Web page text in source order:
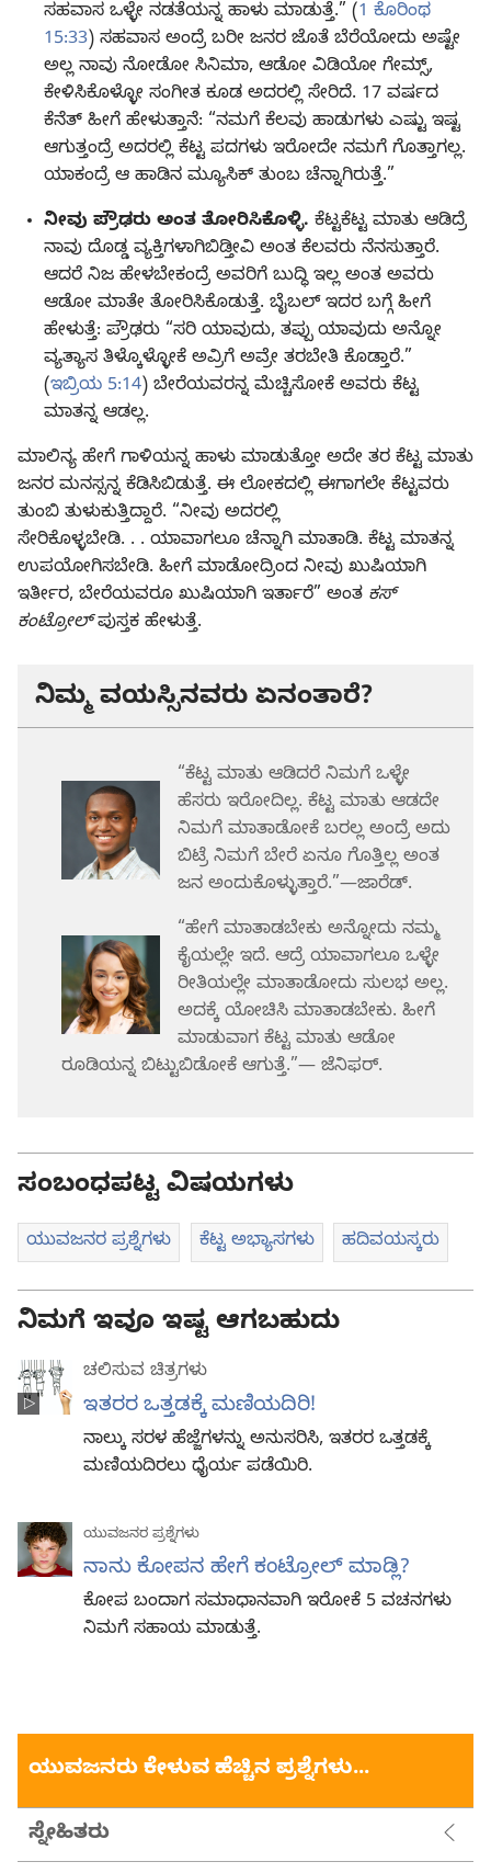
ಸಹವಾಸ ಒಳ್ಳೇ ನಡತೆಯನ್ನ ಹಾಳು ಮಾಡುತ್ತೆ.” (1 ಕೊರಿಂಥ
15:33) ಸಹವಾಸ ಅಂದ್ರೆ ಬರೀ ಜನರ ಜೊತೆ ಬೆರೆಯೋದು ಅಷ್ಟೇ
ಅಲ್ಲ ನಾವು ನೋಡೋ ಸಿನಿಮಾ, ಆಡೋ ವಿಡಿಯೋ ಗೇಮ್ಸ್‌,
ಕೇಳಿಸಿಕೊಳ್ಳೋ ಸಂಗೀತ ಕೂಡ ಅದರಲ್ಲಿ ಸೇರಿದೆ. 17 ವರ್ಷದ
ಕೆನೆತ್‌ ಹೀಗೆ ಹೇಳುತ್ತಾನೆ: “ನಮಗೆ ಕೆಲವು ಹಾಡುಗಳು ಎಷ್ಟು ಇಷ್ಟ
ಆಗುತ್ತಂದ್ರೆ ಅದರಲ್ಲಿ ಕೆಟ್ಟ ಪದಗಳು ಇರೋದೇ ನಮಗೆ ಗೊತ್ತಾಗಲ್ಲ.
ಯಾಕಂದ್ರೆ ಆ ಹಾಡಿನ ಮ್ಯೂಸಿಕ್‌ ತುಂಬ ಚೆನ್ನಾಗಿರುತ್ತೆ.”
ನೀವು ಪ್ರೌಢರು ಅಂತ ತೋರಿಸಿಕೊಳ್ಳಿ. ಕೆಟ್ಟಕೆಟ್ಟ ಮಾತು ಆಡಿದ್ರೆ
ನಾವು ದೊಡ್ಡ ವ್ಯಕ್ತಿಗಳಾಗಿಬಿಡ್ತೀವಿ ಅಂತ ಕೆಲವರು ನೆನಸುತ್ತಾರೆ.
ಆದರೆ ನಿಜ ಹೇಳಬೇಕಂದ್ರೆ ಅವರಿಗೆ ಬುದ್ಧಿ ಇಲ್ಲ ಅಂತ ಅವರು
ಆಡೋ ಮಾತೇ ತೋರಿಸಿಕೊಡುತ್ತೆ. ಬೈಬಲ್‌ ಇದರ ಬಗ್ಗೆ ಹೀಗೆ
ಹೇಳುತ್ತೆ: ಪ್ರೌಢರು “ಸರಿ ಯಾವುದು, ತಪ್ಪು ಯಾವುದು ಅನ್ನೋ
ವ್ಯತ್ಯಾಸ ತಿಳ್ಕೊಳ್ಳೋಕೆ ಅವ್ರಿಗೆ ಅವ್ರೇ ತರಬೇತಿ ಕೊಡ್ತಾರೆ.”
(ಇಬ್ರಿಯ 5:14) ಬೇರೆಯವರನ್ನ ಮೆಚ್ಚಿಸೋಕೆ ಅವರು ಕೆಟ್ಟ
ಮಾತನ್ನ ಆಡಲ್ಲ.
ಮಾಲಿನ್ಯ ಹೇಗೆ ಗಾಳಿಯನ್ನ ಹಾಳು ಮಾಡುತ್ತೋ ಅದೇ ತರ ಕೆಟ್ಟ ಮಾತು
ಜನರ ಮನಸ್ಸನ್ನ ಕೆಡಿಸಿಬಿಡುತ್ತೆ. ಈ ಲೋಕದಲ್ಲಿ ಈಗಾಗಲೇ ಕೆಟ್ಟವರು
ತುಂಬಿ ತುಳುಕುತ್ತಿದ್ದಾರೆ. “ನೀವು ಅದರಲ್ಲಿ
ಸೇರಿಕೊಳ್ಳಬೇಡಿ. . . ಯಾವಾಗಲೂ ಚೆನ್ನಾಗಿ ಮಾತಾಡಿ. ಕೆಟ್ಟ ಮಾತನ್ನ
ಉಪಯೋಗಿಸಬೇಡಿ. ಹೀಗೆ ಮಾಡೋದ್ರಿಂದ ನೀವು ಖುಷಿಯಾಗಿ
ಇರ್ತೀರ, ಬೇರೆಯವರೂ ಖುಷಿಯಾಗಿ ಇರ್ತಾರೆ” ಅಂತ ಕಸ್‌
ಕಂಟ್ರೋಲ್‌ಪುಸ್ತಕ ಹೇಳುತ್ತೆ.
ನಿಮ್ಮ ವಯಸ್ಸಿನವರು ಏನಂತಾರೆ?
“ಕೆಟ್ಟ ಮಾತು ಆಡಿದರೆ ನಿಮಗೆ ಒಳ್ಳೇ
ಹೆಸರು ಇರೋದಿಲ್ಲ. ಕೆಟ್ಟ ಮಾತು ಆಡದೇ
ನಿಮಗೆ ಮಾತಾಡೋಕೆ ಬರಲ್ಲ ಅಂದ್ರೆ ಅದು
ಬಿಟ್ರೆ ನಿಮಗೆ ಬೇರೆ ಏನೂ ಗೊತ್ತಿಲ್ಲ ಅಂತ
ಜನ ಅಂದುಕೊಳ್ಳುತ್ತಾರೆ.”—ಜಾರೆಡ್‌.
“ಹೇಗೆ ಮಾತಾಡಬೇಕು ಅನ್ನೋದು ನಮ್ಮ
ಕೈಯಲ್ಲೇ ಇದೆ. ಆದ್ರೆ ಯಾವಾಗಲೂ ಒಳ್ಳೇ
ರೀತಿಯಲ್ಲೇ ಮಾತಾಡೋದು ಸುಲಭ ಅಲ್ಲ.
ಅದಕ್ಕೆ ಯೋಚಿಸಿ ಮಾತಾಡಬೇಕು. ಹೀಗೆ
ಮಾಡುವಾಗ ಕೆಟ್ಟ ಮಾತು ಆಡೋ
ರೂಡಿಯನ್ನ ಬಿಟ್ಟುಬಿಡೋಕೆ ಆಗುತ್ತೆ.”— ಜೆನಿಫರ್‌.
ಸಂಬಂಧಪಟ್ಟ ವಿಷಯಗಳು
ಯುವಜನರ ಪ್ರಶ್ನೆಗಳು ಕೆಟ್ಟ ಅಭ್ಯಾಸಗಳು ಹದಿವಯಸ್ಕರು
ನಿಮಗೆ ಇವೂ ಇಷ್ಟ ಆಗಬಹುದು
ಚಲಿಸುವ ಚಿತ್ರಗಳು
ಇತರರ ಒತ್ತಡಕ್ಕೆ ಮಣಿಯದಿರಿ!
ನಾಲ್ಕು ಸರಳ ಹೆಜ್ಜೆಗಳನ್ನು ಅನುಸರಿಸಿ, ಇತರರ ಒತ್ತಡಕ್ಕೆ
ಮಣಿಯದಿರಲು ಧೈರ್ಯ ಪಡೆಯಿರಿ.
ಯುವಜನರ ಪ್ರಶ್ನೆಗಳು
ನಾನು ಕೋಪನ ಹೇಗೆ ಕಂಟ್ರೋಲ್‌ ಮಾಡ್ಲಿ?
ಕೋಪ ಬಂದಾಗ ಸಮಾಧಾನವಾಗಿ ಇರೋಕೆ 5 ವಚನಗಳು
ನಿಮಗೆ ಸಹಾಯ ಮಾಡುತ್ತೆ.
ಯುವಜನರು ಕೇಳುವ ಹೆಚ್ಚಿನ ಪ್ರಶ್ನೆಗಳು...
ಸ್ನೇಹಿತರು